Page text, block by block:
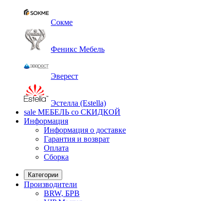
Сокме
Феникс Мебель
Эверест
Эстелла (Estella)
sale МЕБЕЛЬ со СКИДКОЙ
Информация
Информация о доставке
Гарантия и возврат
Оплата
Сборка
Категории
Производители
BRW, БРВ